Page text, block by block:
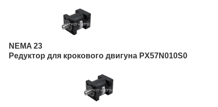
NEMA 23
Редуктор для крокового двигуна PX57N010S0